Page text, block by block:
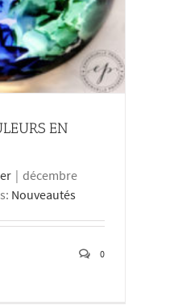
EN
| décembre
Nouveautés
0